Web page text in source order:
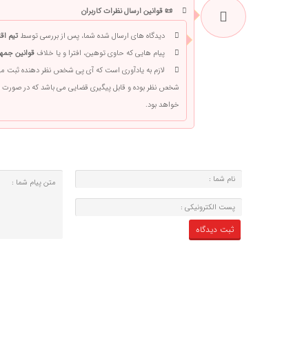
📜 قوانین ارسال نظرات کاربران
دیدگاه های ارسال شده شما، پس از بررسی توسط تیم
پیام هایی که حاوی توهین، افترا و یا خلاف قوانین
لازم به یادآوری است که آی پی شخص نظر دهنده ثبت
شخص نظر بوده و قابل پیگیری قضایی می باشد که در
خواهد بود.